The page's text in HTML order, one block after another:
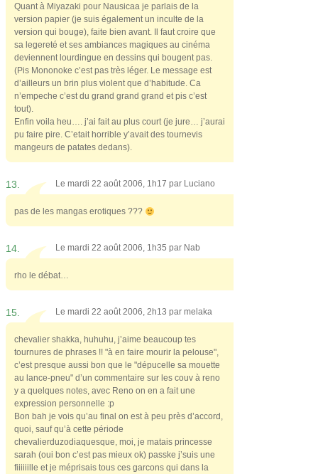
Quant à Miyazaki pour Nausicaa je parlais de la
version papier (je suis également un inculte de la
version qui bouge), faite bien avant. Il faut croire que
sa legereté et ses ambiances magiques au cinéma
deviennent lourdingue en dessins qui bougent pas.
(Pis Mononoke c’est pas très léger. Le message est
d’ailleurs un brin plus violent que d’habitude. Ca
n’empeche c’est du grand grand grand et pis c’est
tout).
Enfin voila heu…. j’ai fait au plus court (je jure… j’aurai
pu faire pire. C’etait horrible y’avait des tournevis
mangeurs de patates dedans).
13. Le mardi 22 août 2006, 1h17 par Luciano
pas de les mangas erotiques ???
14. Le mardi 22 août 2006, 1h35 par Nab
rho le débat…
15. Le mardi 22 août 2006, 2h13 par melaka
chevalier shakka, huhuhu, j’aime beaucoup tes
tournures de phrases !! "à en faire mourir la pelouse",
c’est presque aussi bon que le "dépucelle sa mouette
au lance-pneu" d’un commentaire sur les couv à reno
y a quelques notes, avec Reno on en a fait une
expression personnelle :p
Bon bah je vois qu’au final on est à peu près d’accord,
quoi, sauf qu’à cette période
chevalierduzodiaquesque, moi, je matais princesse
sarah (oui bon c’est pas mieux ok) passke j’suis une
fiiiiiille et je méprisais tous ces garcons qui dans la